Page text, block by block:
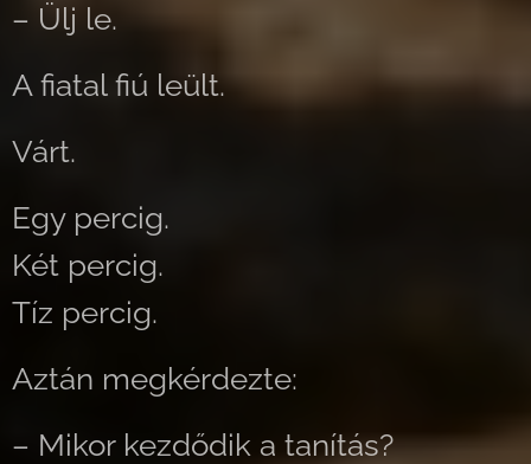
– Ülj le.
A fiatal fiú leült.
Várt.
Egy percig.
Két percig.
Tíz percig.
Aztán megkérdezte:
– Mikor kezdődik a tanítás?